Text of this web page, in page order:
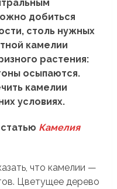
добиться
столь нужных
камелии
растения:
осыпаются.
камелии
условиях.
Камелия
что камелии —
Цветущее дерево